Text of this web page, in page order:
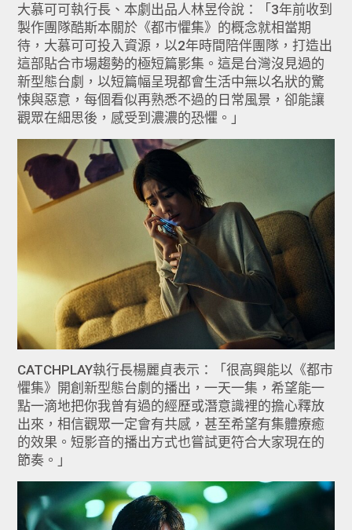
大慕可可執行長、本劇出品人林昱伶說：「3年前收到
製作團隊酷斯本關於《都市懼集》的概念就相當期
待，大慕可可投入資源，以2年時間陪伴團隊，打造出
這部貼合市場趨勢的極短篇影集。這是台灣沒見過的
新型態台劇，以短篇幅呈現都會生活中無以名狀的驚
悚與惡意，每個看似再熟悉不過的日常風景，卻能讓
觀眾在細思後，感受到濃濃的恐懼。」
CATCHPLAY執行長楊麗貞表示：「很高興能以《都市
懼集》開創新型態台劇的播出，一天一集，希望能一
點一滴地把你我曾有過的經歷或潛意識裡的擔心釋放
出來，相信觀眾一定會有共感，甚至希望有集體療癒
的效果。短影音的播出方式也嘗試更符合大家現在的
節奏。」